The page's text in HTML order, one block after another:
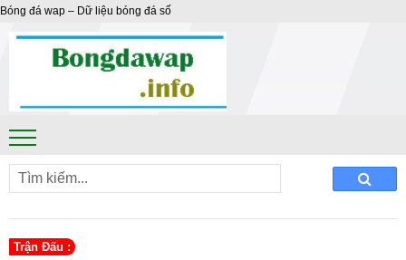
Bóng đá wap – Dữ liệu bóng đá số
Trận Đấu :